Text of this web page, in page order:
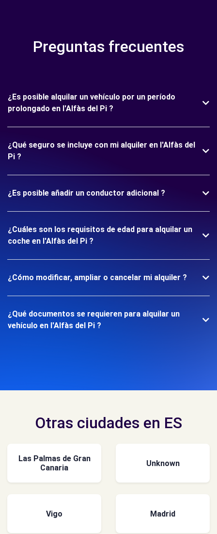
Preguntas frecuentes
¿Es posible alquilar un vehículo por un período
prolongado en l'Alfàs del Pi ?
¿Qué seguro se incluye con mi alquiler en l'Alfàs del
Pi ?
¿Es posible añadir un conductor adicional ?
¿Cuáles son los requisitos de edad para alquilar un
coche en l'Alfàs del Pi ?
¿Cómo modificar, ampliar o cancelar mi alquiler ?
¿Qué documentos se requieren para alquilar un
vehículo en l'Alfàs del Pi ?
Otras ciudades en ES
Las Palmas de Gran
Canaria
Unknown
Vigo Madrid